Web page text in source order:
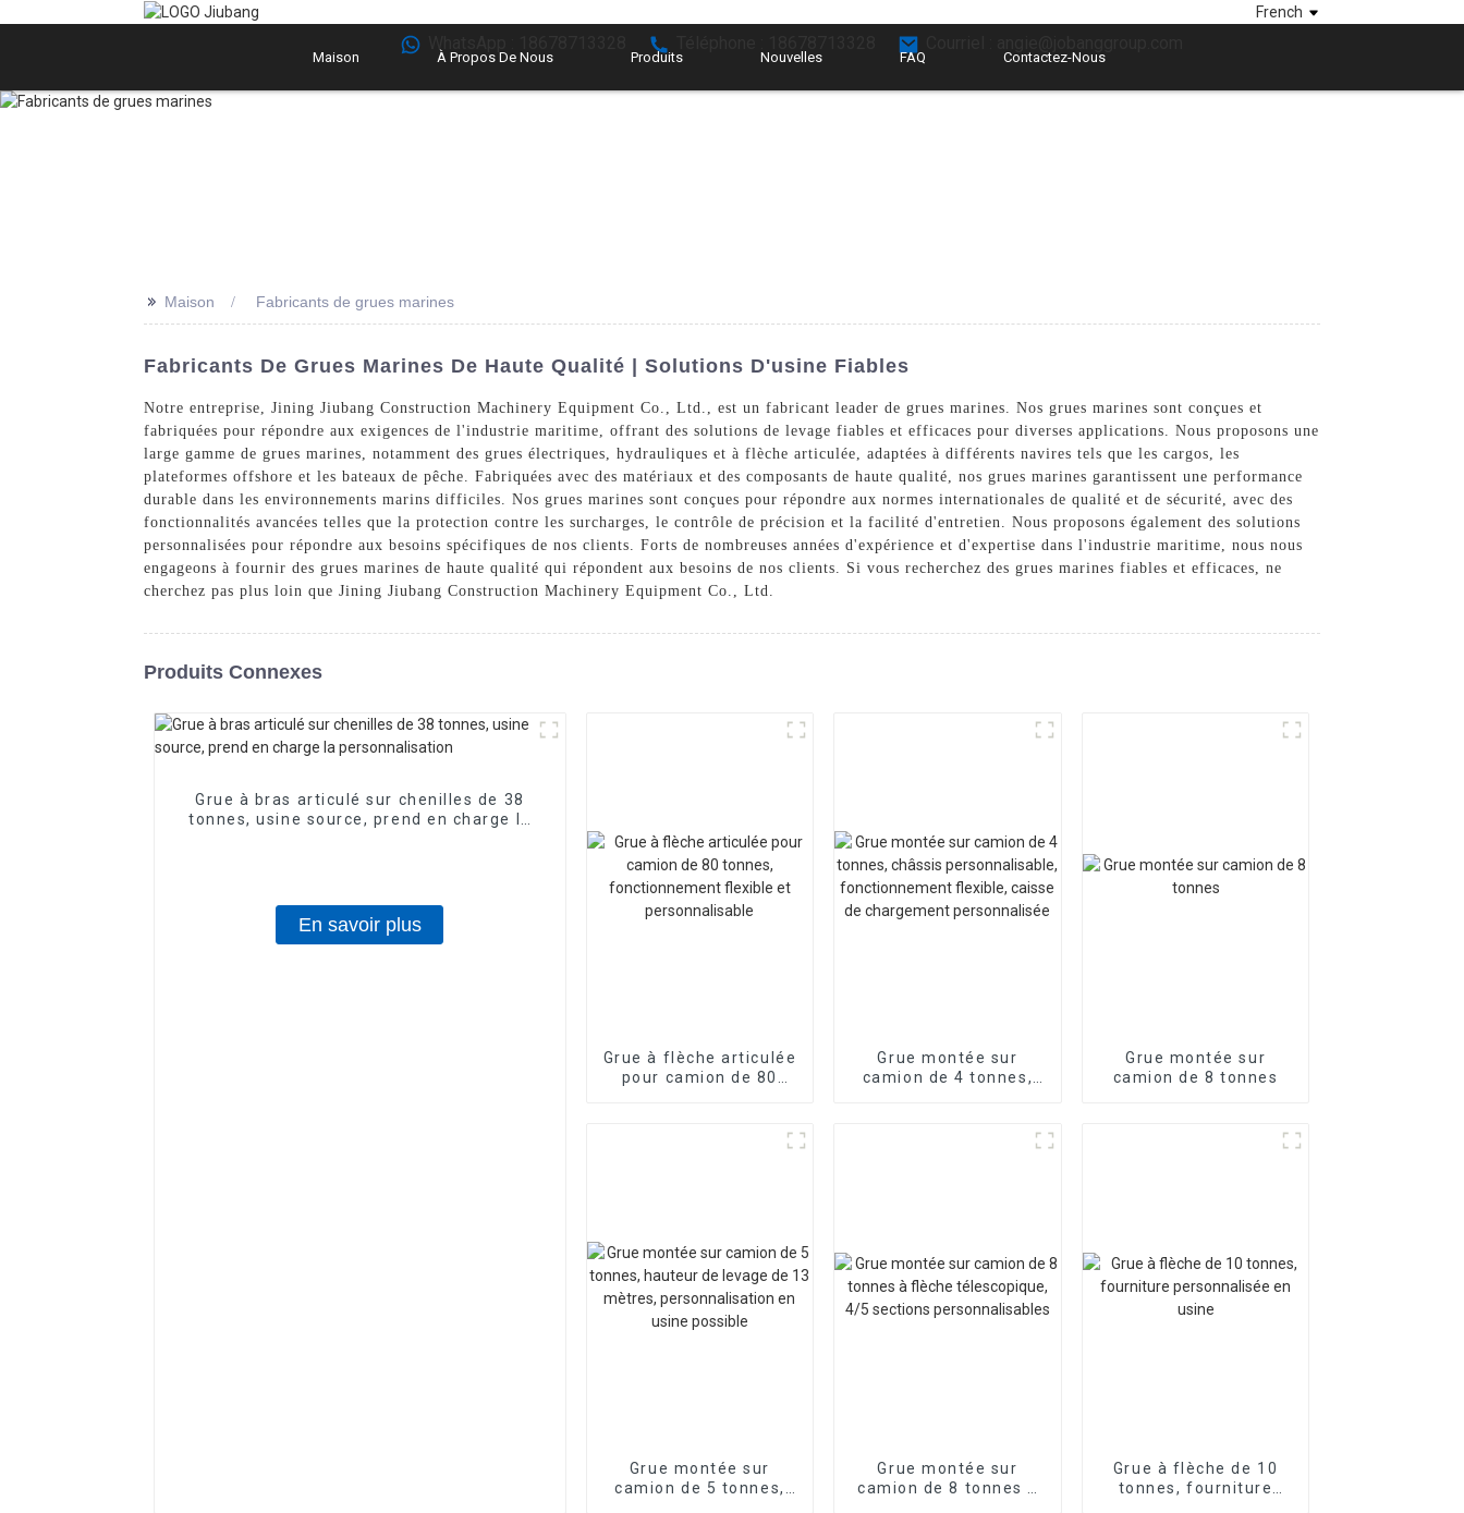
French
Maison À Propos De Nous Produits Nouvelles FAQ Contactez-Nous
>> Maison Fabricants de grues marines
Fabricants De Grues Marines De Haute Qualité | Solutions D'usine Fiables
Notre entreprise, Jining Jiubang Construction Machinery Equipment Co., Ltd., est un fabricant leader de grues marines. Nos grues marines sont conçues et
fabriquées pour répondre aux exigences de l'industrie maritime, offrant des solutions de levage fiables et efficaces pour diverses applications. Nous proposons une
large gamme de grues marines, notamment des grues électriques, hydrauliques et à flèche articulée, adaptées à différents navires tels que les cargos, les
plateformes offshore et les bateaux de pêche. Fabriquées avec des matériaux et des composants de haute qualité, nos grues marines garantissent une performance
durable dans les environnements marins difficiles. Nos grues marines sont conçues pour répondre aux normes internationales de qualité et de sécurité, avec des
fonctionnalités avancées telles que la protection contre les surcharges, le contrôle de précision et la facilité d'entretien. Nous proposons également des solutions
personnalisées pour répondre aux besoins spécifiques de nos clients. Forts de nombreuses années d'expérience et d'expertise dans l'industrie maritime, nous nous
engageons à fournir des grues marines de haute qualité qui répondent aux besoins de nos clients. Si vous recherchez des grues marines fiables et efficaces, ne
cherchez pas plus loin que Jining Jiubang Construction Machinery Equipment Co., Ltd.
Produits Connexes
Grue à bras articulé sur chenilles de 38
tonnes, usine source, prend en charge la
En savoir plus
Grue à flèche articulée
pour camion de 80
Grue montée sur
camion de 4 tonnes,
Grue montée sur
camion de 8 tonnes
Grue montée sur
camion de 5 tonnes,
Grue montée sur
camion de 8 tonnes à
Grue à flèche de 10
tonnes, fourniture